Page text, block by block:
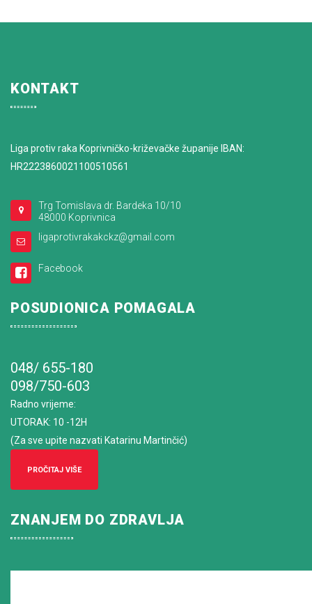
KONTAKT
Liga protiv raka Koprivničko-križevačke županije IBAN:
HR2223860021100510561
Trg Tomislava dr. Bardeka 10/10
48000 Koprivnica
ligaprotivrakakckz@gmail.com
Facebook
POSUDIONICA POMAGALA
048/ 655-180
098/750-603
Radno vrijeme:
UTORAK: 10 -12H
(Za sve upite nazvati Katarinu Martinčić)
PROČITAJ VIŠE
ZNANJEM DO ZDRAVLJA